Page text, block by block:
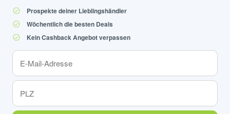
Prospekte deiner Lieblingshändler
Wöchentlich die besten Deals
Kein Cashback Angebot verpassen